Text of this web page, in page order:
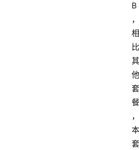
B
，
相
比
其
他
套
餐
，
本
套